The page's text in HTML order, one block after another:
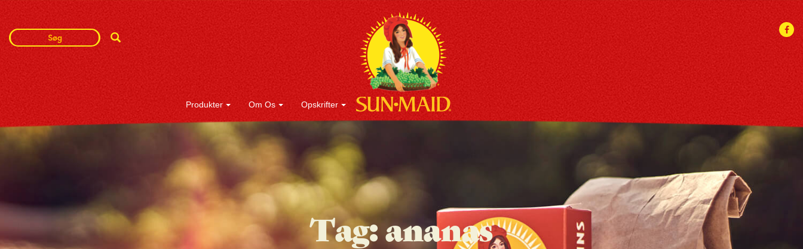
Search
Term
Search
Produkter Om Os Opskrifter
Tag: ananas